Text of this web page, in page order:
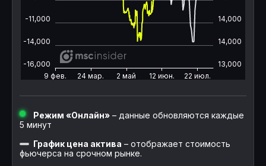
Режим «Онлайн» – данные обновляются каждые
5 минут
График цена актива – отображает стоимость
фьючерса на срочном рынке.